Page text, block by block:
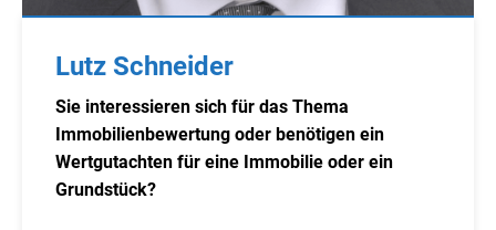
Lutz Schneider
Sie interessieren sich für das Thema
Immobilienbewertung oder benötigen ein
Wertgutachten für eine Immobilie oder ein
Grundstück?